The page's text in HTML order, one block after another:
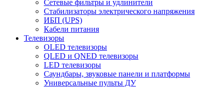
Сетевые фильтры и удлинители
Стабилизаторы электрического напряжения
ИБП (UPS)
Кабели питания
Телевизоры
OLED телевизоры
QLED и QNED телевизоры
LED телевизоры
Саундбары, звуковые панели и платформы
Универсальные пульты ДУ